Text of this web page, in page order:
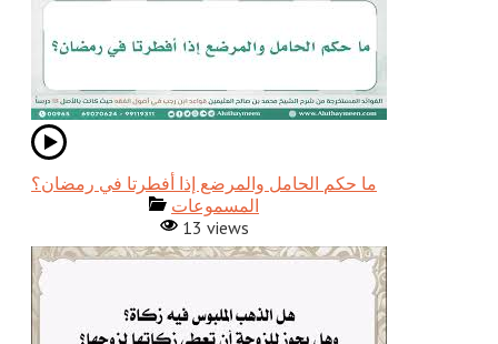
ما حكم الحامل والمرضع إذا أفطرتا في رمضان؟
المسموعات
13 views